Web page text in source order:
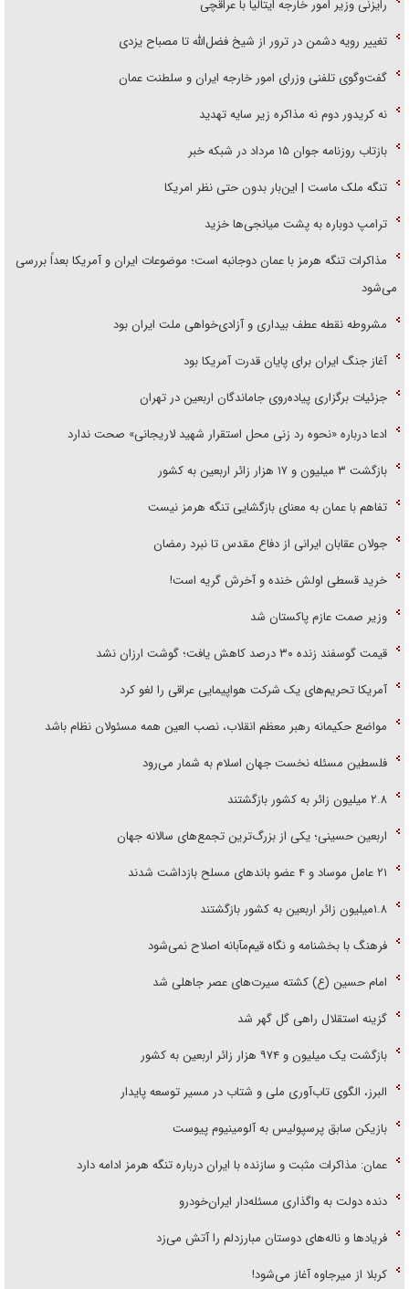
رایزنی وزیر امور خارجه ایتالیا با عراقچی
تغییر رویه دشمن در ترور از شیخ فضل‌الله تا مصباح یزدی
گفت‌وگوی تلفنی وزرای امور خارجه ایران و سلطنت عمان
نه کریدور دوم نه مذاکره زیر سایه تهدید
بازتاب روزنامه جوان ۱۵ مرداد در شبکه خبر
تنگه ملک ماست | این‌بار بدون حتی نظر امریکا
ترامپ دوباره به پشت میانجی‌ها خزید
مذاکرات تنگه هرمز با عمان دوجانبه است؛ موضوعات ایران و آمریکا بعداً بررسی
می‌شود
مشروطه نقطه عطف بیداری و آزادی‌خواهی ملت ایران بود
آغاز جنگ ایران برای پایان قدرت آمریکا بود
جزئیات برگزاری پیاده‌روی جاماندگان اربعین در تهران
ادعا درباره «نحوه رد زنی محل استقرار شهید لاریجانی» صحت ندارد
بازگشت ۳ میلیون و ۱۷ هزار زائر اربعین به کشور
تفاهم با عمان به معنای بازگشایی تنگه هرمز نیست
جولان عقابان ایرانی از دفاع مقدس تا نبرد رمضان
خرید قسطی اولش خنده و آخرش گریه است!
وزیر صمت عازم پاکستان شد
قیمت گوسفند زنده ۳۰ درصد کاهش یافت؛ گوشت ارزان نشد
آمریکا تحریم‌های یک شرکت هواپیمایی عراقی را لغو کرد
مواضع حکیمانه رهبر معظم انقلاب، نصب العین همه مسئولان نظام باشد
فلسطین مسئله نخست جهان اسلام به شمار می‌رود
۲.۸ میلیون زائر به کشور بازگشتند
اربعین حسینی؛ یکی از بزرگ‌ترین تجمع‌های سالانه جهان
۲۱ عامل موساد و ۴ عضو باند‌های مسلح بازداشت شدند
۱.۸میلیون زائر اربعین به کشور بازگشتند
فرهنگ با بخشنامه و نگاه قیم‌مآبانه اصلاح نمی‌شود
امام حسین (ع) کشته سیرت‌های عصر جاهلی شد
گزینه استقلال راهی گل گهر شد
بازگشت یک میلیون و ۹۷۴ هزار زائر اربعین به کشور
البرز، الگوی تاب‌آوری ملی و شتاب در مسیر توسعه پایدار
بازیکن سابق پرسپولیس به آلومینیوم پیوست
عمان: مذاکرات مثبت و سازنده با ایران درباره تنگه هرمز ادامه دارد
دنده دولت به واگذاری مسئله‌دار ایران‌خودرو
فریاد‌ها و ناله‌های دوستان مبارزدلم را آتش می‌زد
کربلا از میرجاوه آغاز می‌شود!